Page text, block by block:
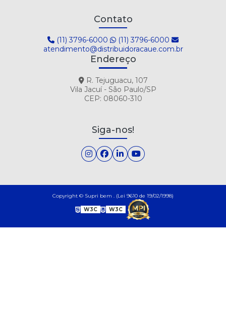
Contato
(11) 3796-6000
(11) 3796-6000
atendimento@distribuidoracaue.com.br
Endereço
R. Tejuguacu, 107
Vila Jacuí - São Paulo/SP
CEP: 08060-310
Siga-nos!
Copyright © Supri bem . (Lei 9610 de 19/02/1998)
W3C W3C